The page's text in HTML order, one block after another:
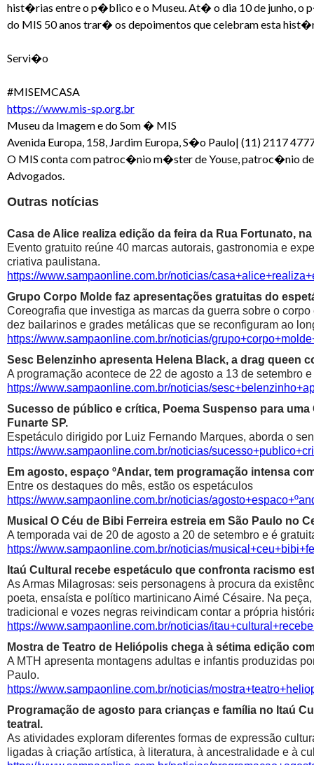
hist�rias entre o p�blico e o Museu. At� o dia 10 de junho, o
do MIS 50 anos trar� os depoimentos que celebram esta
Servi�o
#MISEMCASA
https://www.mis-sp.org.br
Museu da Imagem e do Som � MIS
Avenida Europa, 158, Jardim Europa, S�o Paulo| (11) 2117
O MIS conta com patroc�nio m�ster de Youse, patroc�nio
Advogados.
Outras notícias
Casa de Alice realiza edição da feira da Rua Fortunato,
Evento gratuito reúne 40 marcas autorais, gastronomia e
criativa paulistana.
https://www.sampaonline.com.br/noticias/
Grupo Corpo Molde faz apresentações gratuitas do
Coreografia que investiga as marcas da guerra sobre o
dez bailarinos e grades metálicas que se reconfiguram ao
https://www.sampaonline.com.br/noticias/
Sesc Belenzinho apresenta Helena Black, a drag queen
A programação acontece de 22 de agosto a 13 de setembro
https://www.sampaonline.com.br/noticias/
Sucesso de público e crítica, Poema Suspenso para
Funarte SP.
Espetáculo dirigido por Luiz Fernando Marques, aborda o
https://www.sampaonline.com.br/noticias/
Em agosto, espaço ºAndar, tem programação intensa
Entre os destaques do mês, estão os espetáculos
https://www.sampaonline.com.br/noticias/
Musical O Céu de Bibi Ferreira estreia em São Paulo no
A temporada vai de 20 de agosto a 20 de setembro e é
https://www.sampaonline.com.br/noticias/
Itaú Cultural recebe espetáculo que confronta racismo
As Armas Milagrosas: seis personagens à procura da
poeta, ensaísta e político martinicano Aimé Césaire. Na
tradicional e vozes negras reivindicam contar a própria
https://www.sampaonline.com.br/noticias/
Mostra de Teatro de Heliópolis chega à sétima edição
A MTH apresenta montagens adultas e infantis produzidas
Paulo.
https://www.sampaonline.com.br/noticias/
Programação de agosto para crianças e família no Itaú
teatral.
As atividades exploram diferentes formas de expressão
ligadas à criação artística, à literatura, à ancestralidade e à